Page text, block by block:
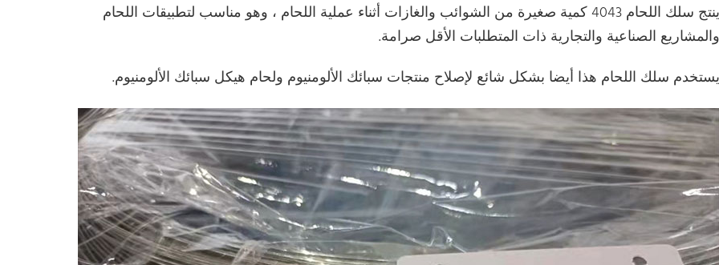
ينتج سلك اللحام 4043 كمية صغيرة من الشوائب والغازات أثناء عملية اللحام ، وهو مناسب لتطبيقات اللحام
والمشاريع الصناعية والتجارية ذات المتطلبات الأقل صرامة.
يستخدم سلك اللحام هذا أيضا بشكل شائع لإصلاح منتجات سبائك الألومنيوم ولحام هيكل سبائك الألومنيوم.